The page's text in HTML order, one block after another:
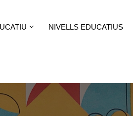
NIVELLS EDUCATIUS